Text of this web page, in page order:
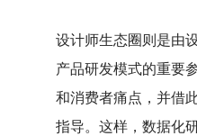
设计师生态圈则是由
产品研发模式的重要
和消费者痛点，并借
指导。这样，数据化